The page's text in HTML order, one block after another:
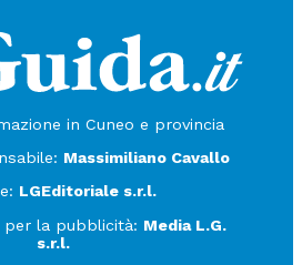
in Cuneo e provincia
Massimiliano Cavallo
LGEditoriale s.r.l.
per la pubblicità: Media L.G.
s.r.l.